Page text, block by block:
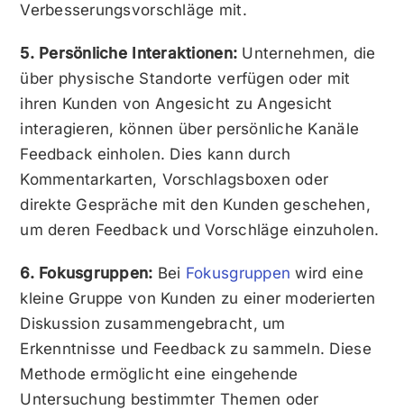
Verbesserungsvorschläge mit.
5. Persönliche Interaktionen: Unternehmen, die
über physische Standorte verfügen oder mit
ihren Kunden von Angesicht zu Angesicht
interagieren, können über persönliche Kanäle
Feedback einholen. Dies kann durch
Kommentarkarten, Vorschlagsboxen oder
direkte Gespräche mit den Kunden geschehen,
um deren Feedback und Vorschläge einzuholen.
6. Fokusgruppen: Bei Fokusgruppen wird eine
kleine Gruppe von Kunden zu einer moderierten
Diskussion zusammengebracht, um
Erkenntnisse und Feedback zu sammeln. Diese
Methode ermöglicht eine eingehende
Untersuchung bestimmter Themen oder